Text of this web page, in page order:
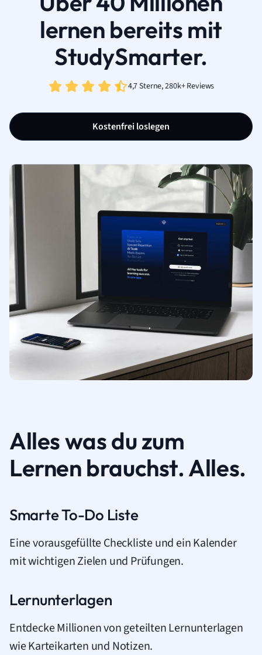
lernen bereits mit
StudySmarter.
4,7 Sterne, 280k+ Reviews
Kostenfrei loslegen
Alles was du zum
Lernen brauchst. Alles.
Smarte To-Do Liste
Eine vorausgefüllte Checkliste und ein Kalender
mit wichtigen Zielen und Prüfungen.
Lernunterlagen
Entdecke Millionen von geteilten Lernunterlagen
wie Karteikarten und Notizen.